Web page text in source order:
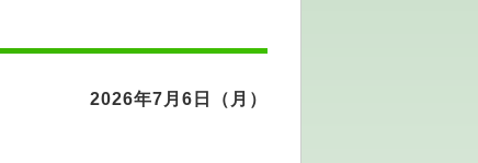
2026年7月6日（月）